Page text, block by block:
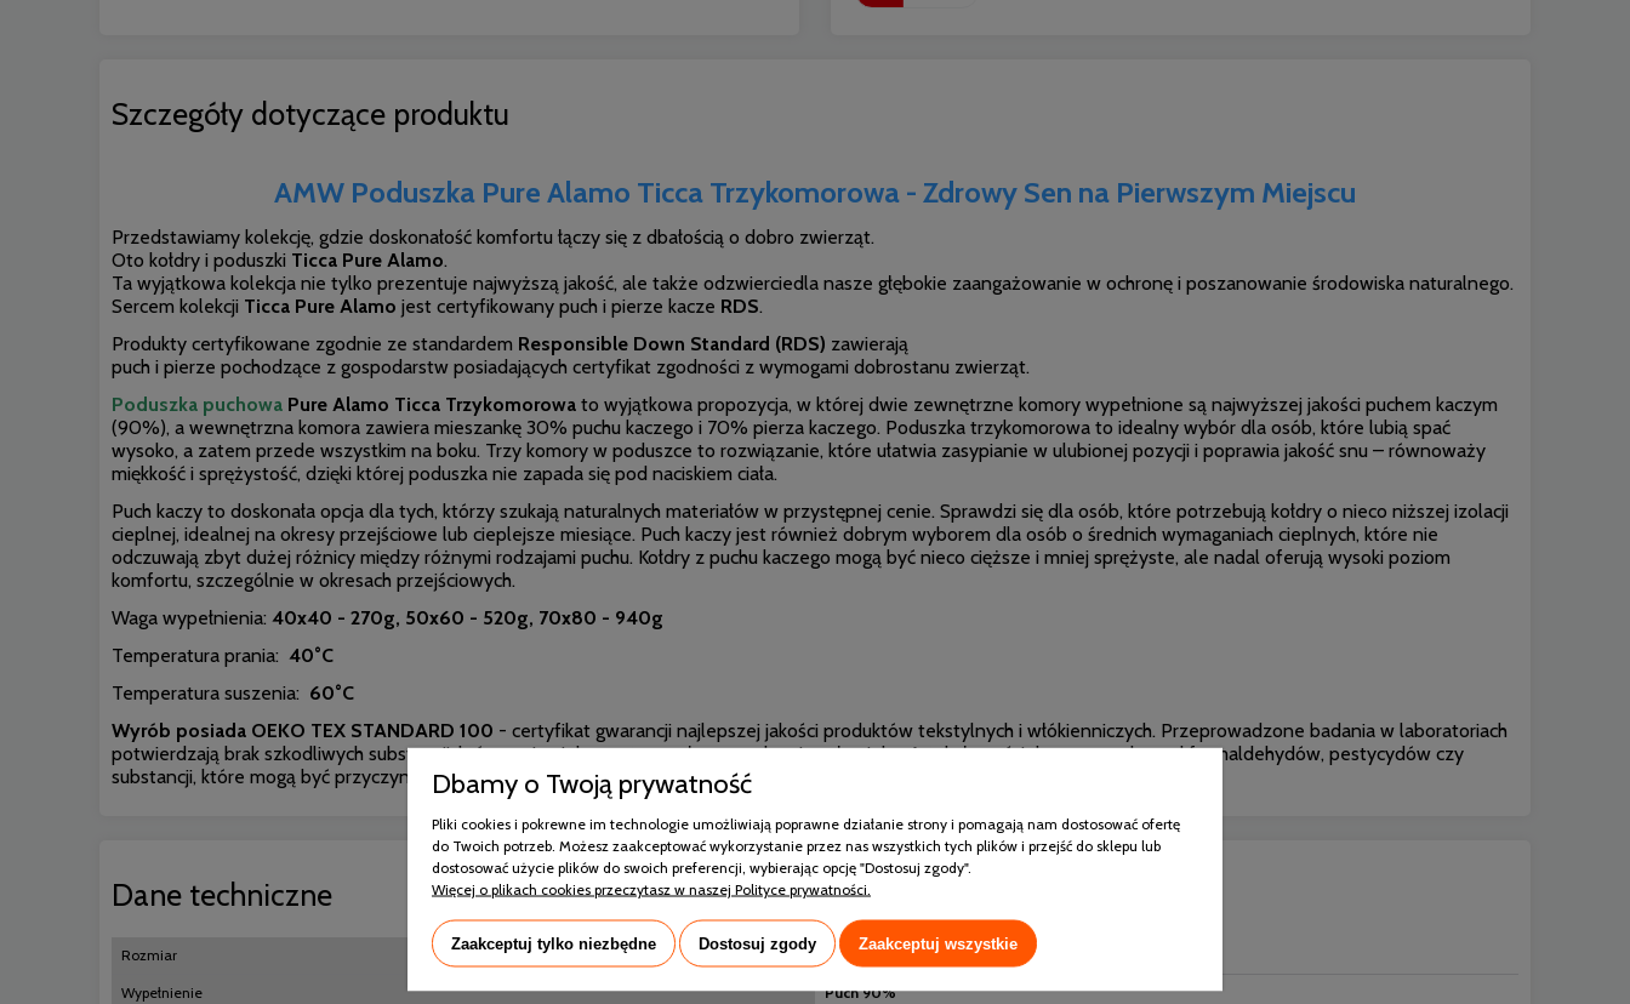
Szczegóły dotyczące produktu
AMW Poduszka Pure Alamo Ticca Trzykomorowa - Zdrowy Sen na Pierwszym Miejscu
Przedstawiamy kolekcję, gdzie doskonałość komfortu łączy się z dbałością o dobro zwierząt.
Oto kołdry i poduszki Ticca Pure Alamo.
Ta wyjątkowa kolekcja nie tylko prezentuje najwyższą jakość, ale także odzwierciedla nasze głębokie zaangażowanie w ochronę i poszanowanie środowiska naturalnego.
Sercem kolekcji Ticca Pure Alamo jest certyfikowany puch i pierze kacze RDS.
Produkty certyfikowane zgodnie ze standardem Responsible Down Standard (RDS) zawierają
puch i pierze pochodzące z gospodarstw posiadających certyfikat zgodności z wymogami dobrostanu zwierząt.
Poduszka puchowa Pure Alamo Ticca Trzykomorowa to wyjątkowa propozycja, w której dwie zewnętrzne komory wypełnione są najwyższej jakości puchem kaczym
(90%), a wewnętrzna komora zawiera mieszankę 30% puchu kaczego i 70% pierza kaczego. Poduszka trzykomorowa to idealny wybór dla osób, które lubią spać
wysoko, a zatem przede wszystkim na boku. Trzy komory w poduszce to rozwiązanie, które ułatwia zasypianie w ulubionej pozycji i poprawia jakość snu – równoważy
miękkość i sprężystość, dzięki której poduszka nie zapada się pod naciskiem ciała.
Puch kaczy to doskonała opcja dla tych, którzy szukają naturalnych materiałów w przystępnej cenie. Sprawdzi się dla osób, które potrzebują kołdry o nieco niższej izolacji
cieplnej, idealnej na okresy przejściowe lub cieplejsze miesiące. Puch kaczy jest również dobrym wyborem dla osób o średnich wymaganiach cieplnych, które nie
odczuwają zbyt dużej różnicy między różnymi rodzajami puchu. Kołdry z puchu kaczego mogą być nieco cięższe i mniej sprężyste, ale nadal oferują wysoki poziom
komfortu, szczególnie w okresach przejściowych.
Waga wypełnienia: 40x40 - 270g, 50x60 - 520g, 70x80 - 940g
Temperatura prania: 40°C
Temperatura suszenia: 60°C
Wyrób posiada OEKO TEX STANDARD 100 - certyfikat gwarancji najlepszej jakości produktów tekstylnych i włókienniczych. Przeprowadzone badania w laboratoriach
potwierdzają brak szkodliwych substancji, które mają niekorzystny wpływ na zdrowie człowieka. Artykuły pościelowe są wolne od formaldehydów, pestycydów czy
substancji, które mogą być przyczyną wywoływania alergii.
Dane techniczne
Rozmiar 50x70
Wypełnienie Puch 90%
Dbamy o Twoją prywatność
Pliki cookies i pokrewne im technologie umożliwiają poprawne działanie strony i pomagają nam dostosować ofertę
do Twoich potrzeb. Możesz zaakceptować wykorzystanie przez nas wszystkich tych plików i przejść do sklepu lub
dostosować użycie plików do swoich preferencji, wybierając opcję "Dostosuj zgody".
Więcej o plikach cookies przeczytasz w naszej Polityce prywatności.
Zaakceptuj tylko niezbędne Dostosuj zgody Zaakceptuj wszystkie